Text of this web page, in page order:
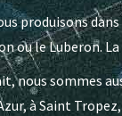
produisons
ou le Luberon.
nous sommes
à Saint